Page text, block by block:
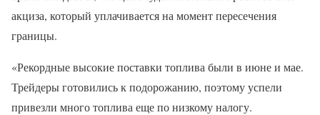
акциза, который уплачивается на момент пересечения
границы.
«Рекордные высокие поставки топлива были в июне и мае.
Трейдеры готовились к подорожанию, поэтому успели
привезли много топлива еще по низкому налогу.